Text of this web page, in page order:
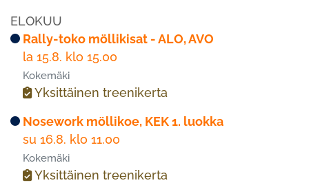
ELOKUU
Rally-toko möllikisat - ALO, AVO
la 15.8. klo 15.00
Kokemäki
Yksittäinen treenikerta
Nosework möllikoe, KEK 1. luokka
su 16.8. klo 11.00
Kokemäki
Yksittäinen treenikerta